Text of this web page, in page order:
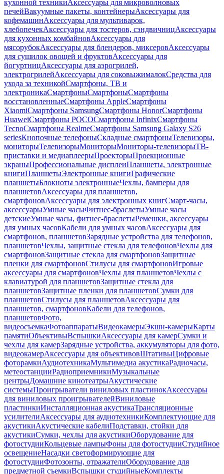
кухонной техникиАксессуары для микроволновых
печейВакуумные пакеты, контейнерыАксессуары для
кофемашинАксессуары для мультиварок,
хлебопечекАксессуары для тостеров, сэндвичницАксессуары
для кухонных комбайновАксессуары для
мясорубокАксессуары для блендеров, миксеровАксессуары
для сушилок овощей и фруктовАксессуары для
йогуртницАксессуары для аэрогрилей,
электрогрилейАксессуары для соковыжималокСредства для
ухода за техникойСмартфоны, ТВ и
электроникаСмартфоныСмартфоныСмартфоны
восстановленныеСмартфоны AppleСмартфоны
XiaomiСмартфоны SamsungСмартфоны HonorСмартфоны
HuaweiСмартфоны POCOСмартфоны InfinixСмартфоны
TecnoСмартфоны RealmeСмартфоны Samsung Galaxy S26
seriesКнопочные телефоныСкладные смартфоныТелевизоры,
мониторыТелевизорыМониторыМониторы-телевизорыТВ-
приставки и медиаплеерыПроекторыПроекционные
экраныПрофессиональные дисплеиПланшеты, электронные
книгиПланшетыЭлектронные книгиГрафические
планшетыБлокноты электронныеЧехлы, бамперы для
планшетовАксессуары для планшетов,
смартфоновАксессуары для электронных книгСмарт-часы,
аксессуарыУмные часыФитнес-браслетыУмные часы
детскиеУмные часы, фитнес-браслетыРемешки, аксессуары
для умных часовКабели для умных часовАксессуары для
смартфонов, планшетовЗарядные устройства для телефонов,
планшетовЧехлы, защитные стекла для телефоновЧехлы для
смартфоновЗащитные стекла для смартфоновЗащитные
пленки для смартфоновСтилусы для смартфоновИгровые
аксессуары для смартфоновЧехлы для планшетовЧехлы с
клавиатурой для планшетовЗащитные стекла для
планшетовЗащитные пленки для планшетовСумки для
планшетовСтилусы для планшетовАксессуары для
планшетов, смартфоновКабели для телефонов,
планшетовФото,
видеосъемкаФотоаппаратыВидеокамерыЭкшн-камерыКарты
памятиОбъективыВспышкиАксессуары для камерСумки и
чехлы для камерЗарядные устройства, аккумуляторы для фото,
видеокамерАксессуары для объективовШтативыЦифровые
фоторамкиАудиотехникаМультимедиа акустикаРадиочасы,
метеостанцииРадиоприемникиМузыкальные
центрыДомашние кинотеатрыАкустические
системыПроигрыватели виниловых пластинокАксессуары
для виниловых проигрывателейВиниловые
пластинкиИнсталляционная акустикаТрансляционные
усилителиАксессуары для аудиотехникиКомплектующие для
акустикиАкустические кабелиПодставки, стойки для
акустикиСумки, чехлы для акустикиОборудование для
фотостудииКольцевые лампыФоны для фотостудииСтудийное
освещениеНасадки светоформирующие для
фотостудииФотозонты, отражателиОборудование для
предметной съемкиВспышки студийныеКомплекты